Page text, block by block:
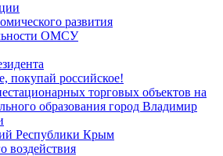
развития
ОМСУ
покупай российское!
торговых объектов на
образования город Владимир
Республики Крым
воздействия